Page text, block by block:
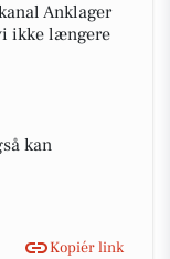
Anklager
ikke længere
kan
Kopiér link